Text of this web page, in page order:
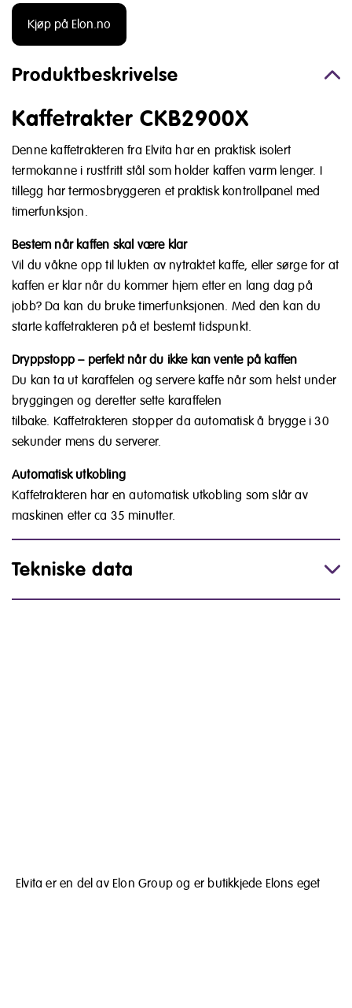
Kjøp på Elon.no
Produktbeskrivelse
Kaffetrakter CKB2900X
Denne kaffetrakteren fra Elvita har en praktisk isolert
termokanne i rustfritt stål som holder kaffen varm lenger. I
tillegg har termosbryggeren et praktisk kontrollpanel med
timerfunksjon.
Bestem når kaffen skal være klar
Vil du våkne opp til lukten av nytraktet kaffe, eller sørge for at
kaffen er klar når du kommer hjem etter en lang dag på
jobb? Da kan du bruke timerfunksjonen. Med den kan du
starte kaffetrakteren på et bestemt tidspunkt.
Dryppstopp – perfekt når du ikke kan vente på kaffen
Du kan ta ut karaffelen og servere kaffe når som helst under
bryggingen og deretter sette karaffelen
tilbake. Kaffetrakteren stopper da automatisk å brygge i 30
sekunder mens du serverer.
Automatisk utkobling
Kaffetrakteren har en automatisk utkobling som slår av
maskinen etter ca 35 minutter.
Tekniske data
Elvita er en del av Elon Group og er butikkjede Elons eget